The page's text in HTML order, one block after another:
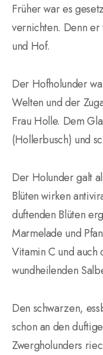
Früher war es
vernichten. Denn
und Hof.
Der Hofholunder
Welten und der
Frau Holle. Dem
(Hollerbusch) und
Der Holunder galt
Blüten wirken
duftenden Blüten
Marmelade und
Vitamin C und auch
wundheilenden
Den schwarzen,
schon an den
Zwergholunders